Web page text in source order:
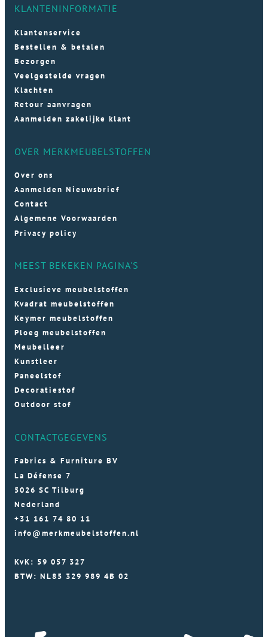
KLANTENINFORMATIE
Klantenservice
Bestellen & betalen
Bezorgen
Veelgestelde vragen
Klachten
Retour aanvragen
Aanmelden zakelijke klant
OVER MERKMEUBELSTOFFEN
Over ons
Aanmelden Nieuwsbrief
Contact
Algemene Voorwaarden
Privacy policy
MEEST BEKEKEN PAGINA'S
Exclusieve meubelstoffen
Kvadrat meubelstoffen
Keymer meubelstoffen
Ploeg meubelstoffen
Meubelleer
Kunstleer
Paneelstof
Decoratiestof
Outdoor stof
CONTACTGEGEVENS
Fabrics & Furniture BV
La Défense 7
5026 SC Tilburg
Nederland
+31 161 74 80 11
info@merkmeubelstoffen.nl
KvK: 59 057 327
BTW: NL85 329 989 4B 02